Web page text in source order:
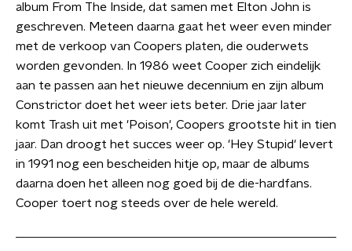
album From The Inside, dat samen met Elton John is
geschreven. Meteen daarna gaat het weer even minder
met de verkoop van Coopers platen, die ouderwets
worden gevonden. In 1986 weet Cooper zich eindelijk
aan te passen aan het nieuwe decennium en zijn album
Constrictor doet het weer iets beter. Drie jaar later
komt Trash uit met 'Poison', Coopers grootste hit in tien
jaar. Dan droogt het succes weer op. 'Hey Stupid' levert
in 1991 nog een bescheiden hitje op, maar de albums
daarna doen het alleen nog goed bij de die-hardfans.
Cooper toert nog steeds over de hele wereld.